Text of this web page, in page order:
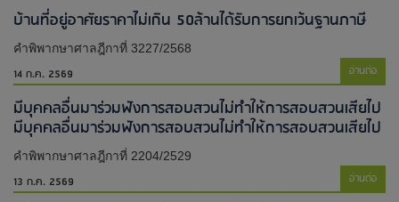
บ้านที่อยู่อาศัยราคาไม่เกิน 50ล้านได้รับการยกเว้นฐานภาษี
คำพิพากษาศาลฎีกาที่ 3227/2568
14 ก.ค. 2569 อ่านต่อ
มีบุคคลอื่นมาร่วมฟังการสอบสวนไม่ทำให้การสอบสวนเสียไป​
มีบุคคลอื่นมาร่วมฟังการสอบสวนไม่ทำให้การสอบสวนเสียไป​
คำพิพากษาศาลฎีกาที่ 2204/2529
13 ก.ค. 2569 อ่านต่อ